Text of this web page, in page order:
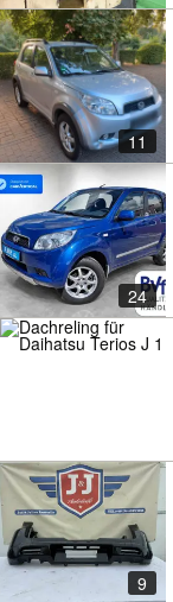
11
24
9